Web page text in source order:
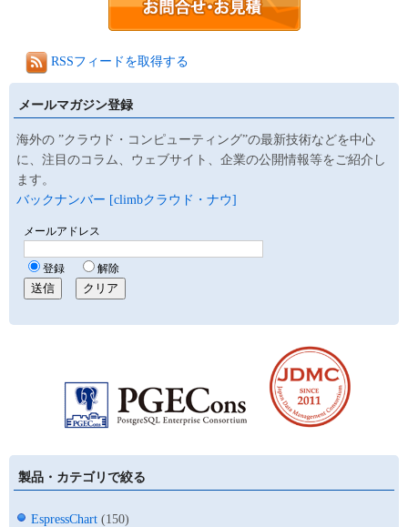
RSSフィードを取得する
メールマガジン登録
海外の ”クラウド・コンピューティング”の最新技術などを中心
に、注目のコラム、ウェブサイト、企業の公開情報等をご紹介し
ます。
バックナンバー [climbクラウド・ナウ]
製品・カテゴリで絞る
EspressChart (150)